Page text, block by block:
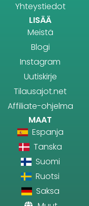
Yhteystiedot
LISÄÄ
Meistä
Blogi
Instagram
Uutiskirje
Tilausajot.net
Affiliate-ohjelma
MAAT
Espanja
Tanska
Suomi
Ruotsi
Saksa